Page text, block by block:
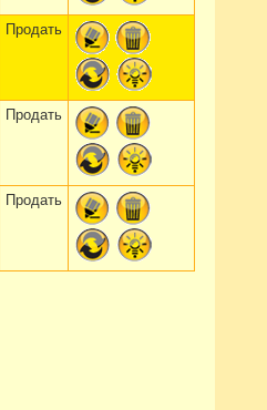
Продать
Продать
Продать